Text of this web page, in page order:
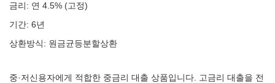
금리: 연 4.5% (고정)
기간: 6년
상환방식: 원금균등분할상환
중·저신용자에게 적합한 중금리 대출 상품입니다. 고금리 대출을 전